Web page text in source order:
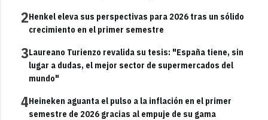
2Henkel eleva sus perspectivas para 2026 tras un sólido
crecimiento en el primer semestre
3Laureano Turienzo revalida su tesis: "España tiene, sin
lugar a dudas, el mejor sector de supermercados del
mundo"
4Heineken aguanta el pulso a la inflación en el primer
semestre de 2026 gracias al empuje de su gama